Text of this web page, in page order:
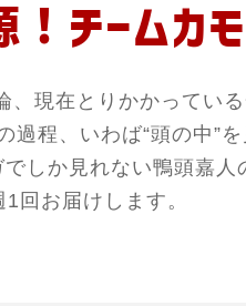
ームカモ
現在とりかかってい
程、いわば“頭の中”を
しか見れない鴨頭嘉
回お届けします。